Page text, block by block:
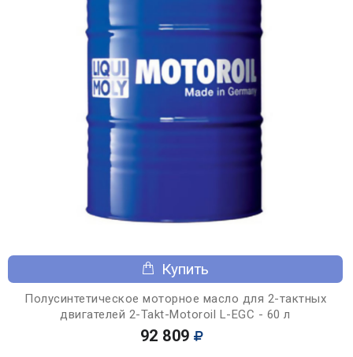
Купить
Полусинтетическое моторное масло для 2-тактных
двигателей 2-Takt-Motoroil L-EGC - 60 л
92 809